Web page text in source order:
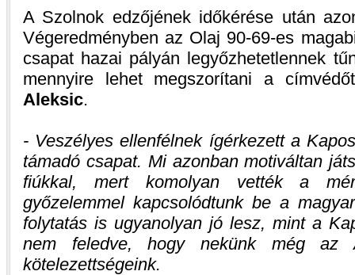
A Szolnok edzőjének időkérése után
Végeredményben az Olaj 90-69-es
csapat hazai pályán legyőzhetetlennek
mennyire lehet megszorítani a
Aleksic.
- Veszélyes ellenfélnek ígérkezett a
támadó csapat. Mi azonban motiváltan
fiúkkal, mert komolyan vették a
győzelemmel kapcsolódtunk be a
folytatás is ugyanolyan jó lesz, mint a
nem feledve, hogy nekünk még az
kötelezettségeink.